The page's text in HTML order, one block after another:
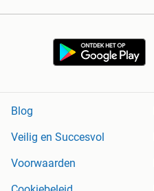
Blog
Veilig en Succesvol
Voorwaarden